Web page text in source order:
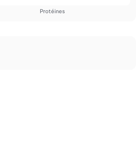
Protéines